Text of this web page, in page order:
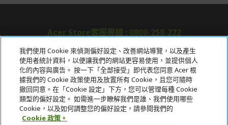
Acer Store客服專線 : 0800-258-222
關於宏碁
服務
宏碁網路商城
我們使用 Cookie 來偵測偏好設定、改善網站導覽，以及產生
使用者統計資料，以便讓我們的網站更容易使用，並提供個人
化的內容與廣告。 按一下「全部接受」即代表您同意 Acer 根
據我們的 Cookie 政策使用及放置所有 Cookie，且您可隨時
撤回同意。在「Cookie 設定」下方，您可以管理每種 Cookie
類型的偏好設定。 如需進一步瞭解我們是誰、我們使用哪些
Cookie，以及如何調整您的偏好設定，請參閱我們的
Cookie 政策。